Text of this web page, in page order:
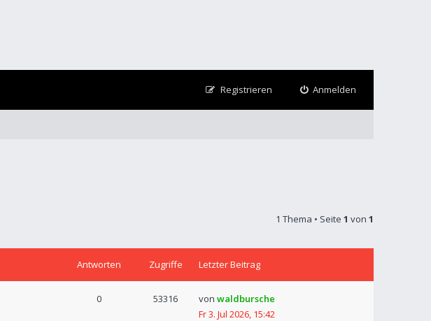
Anmelden
Registrieren
1 Thema • Seite 1 von 1
Antworten Zugriffe Letzter Beitrag
0 53316 von waldbursche
Fr 3. Jul 2026, 15:42